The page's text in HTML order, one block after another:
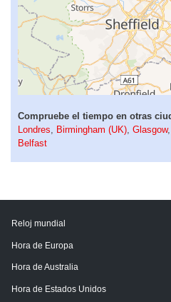
Compruebe el tiempo en otras
Londres
Birmingham (UK) Glasgow,
Belfast
Reloj mundial
Hora de Europa
Hora de Australia
Hora de Estados Unidos